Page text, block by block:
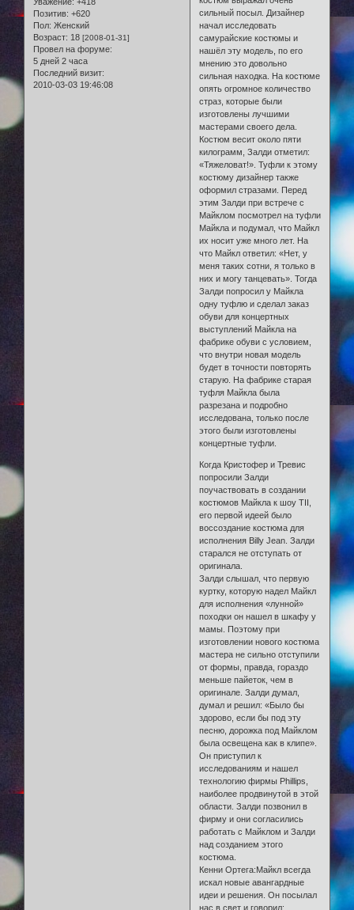
Уважение: +418
Позитив: +620
Пол: Женский
Возраст: 18 [2008-01-31]
Провел на форуме:
5 дней 2 часа
Последний визит:
2010-03-03 19:46:08
сильный посыл. Дизайнер
начал исследовать
самурайские костюмы и
нашёл эту модель, по его
мнению это довольно
сильная находка. На костюме
опять огромное количество
страз, которые были
изготовлены лучшими
мастерами своего дела.
Костюм весит около пяти
килограмм, Залди отметил:
«Тяжеловат!». Туфли к этому
костюму дизайнер также
оформил стразами. Перед
этим Залди при встрече с
Майклом посмотрел на туфли
Майкла и подумал, что Майкл
их носит уже много лет. На
что Майкл ответил: «Нет, у
меня таких сотни, я только в
них и могу танцевать». Тогда
Залди попросил у Майкла
одну туфлю и сделал заказ
обуви для концертных
выступлений Майкла на
фабрике обуви с условием,
что внутри новая модель
будет в точности повторять
старую. На фабрике старая
туфля Майкла была
разрезана и подробно
исследована, только после
этого были изготовлены
концертные туфли.
Когда Кристофер и Тревис
попросили Залди
поучаствовать в создании
костюмов Майкла к шоу TII,
его первой идеей было
воссоздание костюма для
исполнения Billy Jean. Залди
старался не отступать от
оригинала.
Залди слышал, что первую
куртку, которую надел Майкл
для исполнения «лунной»
походки он нашел в шкафу у
мамы. Поэтому при
изготовлении нового костюма
мастера не сильно отступили
от формы, правда, гораздо
меньше пайеток, чем в
оригинале. Залди думал,
думал и решил: «Было бы
здорово, если бы под эту
песню, дорожка под Майклом
была освещена как в клипе».
Он приступил к
исследованиям и нашел
технологию фирмы Phillips,
наиболее продвинутой в этой
области. Залди позвонил в
фирму и они согласились
работать с Майклом и Залди
над созданием этого
костюма.
Кенни Ортега:Майкл всегда
искал новые авангардные
идеи и решения. Он посылал
нас в свет и говорил: